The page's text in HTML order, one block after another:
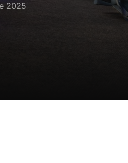
privati
2025